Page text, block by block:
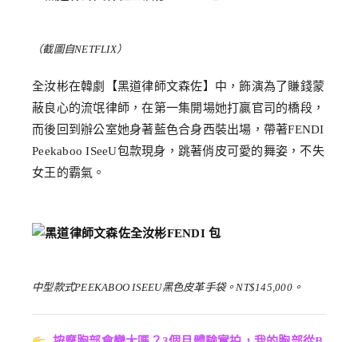
（截圖自NETFLIX）
全汝彬在韓劇【黑道律師文森佐】中，飾演為了賺錢蒙
蔽良心的流氓律師，在第一集開場她打贏官司的橋段，
而後回到辦公室她身著藍色合身西裝出場，帶著FENDI
Peekaboo ISeeU包款現身，跳著俏皮可愛的舞姿，不失
女王的霸氣。
中型款式PEEKABOO ISEEU黑色皮革手袋。NT$145,000。